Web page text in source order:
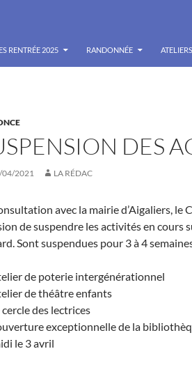
RENTRÉE 2025 RANDONNÉE
DES
04/2021 LA RÉDAC
avec la mairie d’Aigaliers, le
de suspendre les activités en
Sont suspendues pour 3 à 4
de poterie intergénérationnel
de théâtre enfants
cercle des lectrices
exceptionnelle de la
le 3 avril